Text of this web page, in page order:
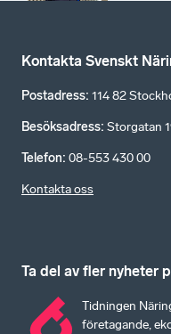
Kontakta Svenskt
Postadress: 114 82
Besöksadress: Storgatan
Telefon: 08-553 430 00
Kontakta oss
Ta del av fler nyheter
Tidningen
företagande,